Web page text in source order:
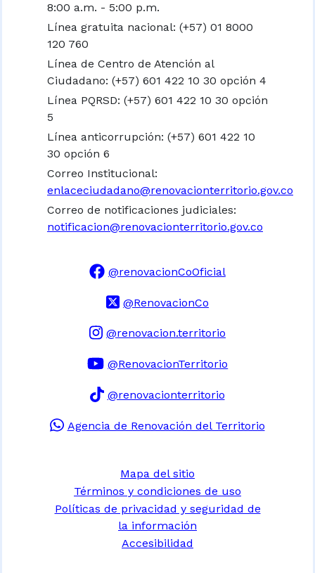
8:00 a.m. - 5:00 p.m.
Línea gratuita nacional: (+57) 01 8000
120 760
Línea de Centro de Atención al
Ciudadano: (+57) 601 422 10 30 opción 4
Línea PQRSD: (+57) 601 422 10 30 opción
5
Línea anticorrupción: (+57) 601 422 10
30 opción 6
Correo Institucional:
enlaceciudadano@renovacionterritorio.gov.co
Correo de notificaciones judiciales:
notificacion@renovacionterritorio.gov.co
@renovacionCoOficial
@RenovacionCo
@renovacion.territorio
@RenovacionTerritorio
@renovacionterritorio
Agencia de Renovación del Territorio
Mapa del sitio
Términos y condiciones de uso
Políticas de privacidad y seguridad de
la información
Accesibilidad